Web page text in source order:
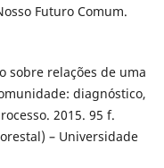
Futuro Comum.
sobre relações de uma
diagnóstico,
2015. 95 f.
– Universidade